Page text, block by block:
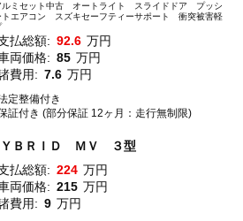
ミセット中古 オートライト スライドドア プッシ
エアコン スズキセーフティーサポート 衝突被害軽
払総額: 92.6 万円
両価格: 85 万円
費用: 7.6 万円
定整備付き
証付き (部分保証 12ヶ月：走行無制限)
ＹＢＲＩＤ ＭＶ ３型
払総額: 224 万円
両価格: 215 万円
費用: 9 万円